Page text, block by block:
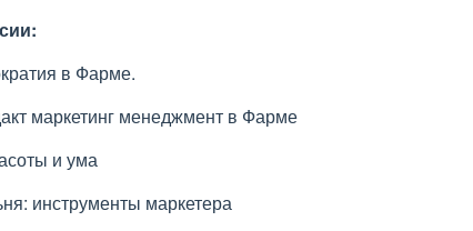
в Фарме.
маркетинг менеджмент в Фарме
и ума
инструменты маркетера